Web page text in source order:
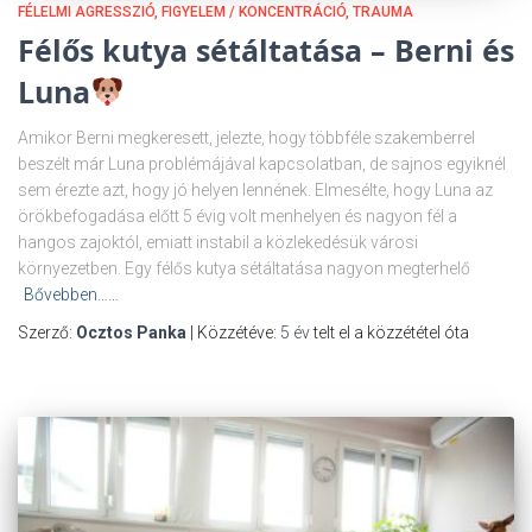
FÉLELMI AGRESSZIÓ FIGYELEM / KONCENTRÁCIÓ TRAUMA
Félős kutya sétáltatása – Berni és
Luna
Amikor Berni megkeresett, jelezte, hogy többféle szakemberrel
beszélt már Luna problémájával kapcsolatban, de sajnos egyiknél
sem érezte azt, hogy jó helyen lennének. Elmesélte, hogy Luna az
örökbefogadása előtt 5 évig volt menhelyen és nagyon fél a
hangos zajoktól, emiatt instabil a közlekedésük városi
környezetben. Egy félős kutya sétáltatása nagyon megterhelő
Bővebben……
Szerző: Ocztos Panka | Közzétéve: 5 évtelt el a közzététel óta